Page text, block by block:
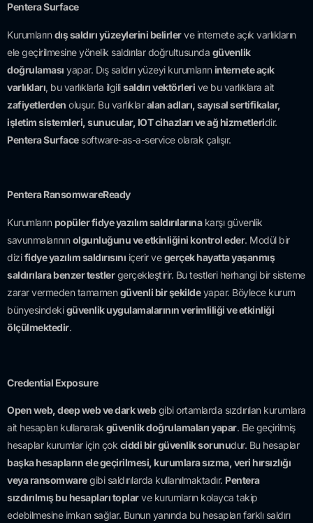
Pentera Surface
Kurumlarındış saldırı yüzeylerini belirlerve internete açık varlıkların
ele geçirilmesine yönelik saldırılar doğrultusunda güvenlik
doğrulaması yapar. Dış saldırı yüzeyi kurumlarıninternete açık
varlıkları, bu varlıklarla ilgilisaldırı vektörleri ve bu varlıklara ait
zafiyetlerden oluşur. Bu varlıklaralan adları, sayısal sertifikalar,
işletim sistemleri, sunucular, IOT cihazları ve ağ hizmetleridir.
Pentera Surfacesoftware-as-a-service olarak çalışır.
Pentera RansomwareReady
Kurumların popüler fidye yazılım saldırılarınakarşı güvenlik
savunmalarınınolgunluğunu ve etkinliğini kontrol eder. Modül bir
dizifidye yazılım saldırısını içerir vegerçek hayatta yaşanmış
saldırılara benzer testlergerçekleştirir. Bu testleri herhangi bir sisteme
zarar vermeden tamamengüvenli bir şekildeyapar. Böylece kurum
bünyesindekigüvenlik uygulamalarının verimliliği ve etkinliği
ölçülmektedir.
Credential Exposure
Open web, deep web ve dark webgibi ortamlarda sızdırılan kurumlara
ait hesapları kullanarak güvenlik doğrulamaları yapar. Ele geçirilmiş
hesaplar kurumlar için çok ciddi bir güvenlik sorunudur. Bu hesaplar
başka hesapların ele geçirilmesi, kurumlara sızma, veri hırsızlığı
veya ransomwaregibi saldırılarda kullanılmaktadır. Pentera
sızdırılmış bu hesapları toplarve kurumların kolayca takip
edebilmesine imkan sağlar. Bunun yanında bu hesapları farklı saldırı